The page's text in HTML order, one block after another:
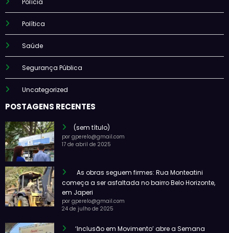
Polícia
Política
Saúde
Segurança Pública
Uncategorized
POSTAGENS RECENTES
(sem título)
por gperelo@gmail.com
17 de abril de 2025
As obras seguem firmes: Rua Monteatini
começa a ser asfaltada no bairro Belo Horizonte,
em Japeri
por gperelo@gmail.com
24 de julho de 2025
‘Inclusão em Movimento’ abre a Semana